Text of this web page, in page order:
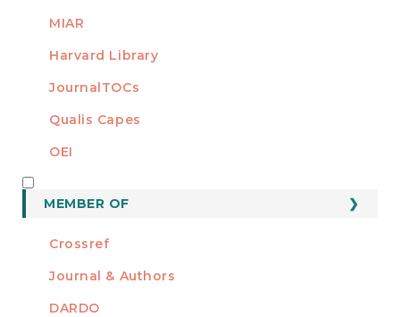
MIAR
Harvard Library
JournalTOCs
Qualis Capes
OEI
MEMBER OF
Crossref
Journal & Authors
DARDO